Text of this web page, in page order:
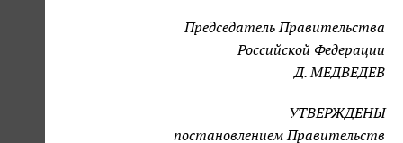
Председатель Правительства
Российской Федерации
Д. МЕДВЕДЕВ
УТВЕРЖДЕНЫ
постановлением Правительств